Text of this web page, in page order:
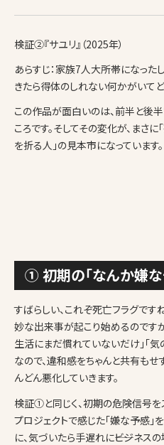
検証②『サユリ』（2025年）
あらすじ：家族7人大所帯になった
きたら得体のしれない何かがいてど
この作品が面白いのは、前半と後
ころです。そしてその変化が、まさ
を折る人」の見本市になっています。
① 初期の「なんか嫌
すばらしい、これぞ死亡フラグで
妙な出来事が起こり始めるのです
生活にまだ慣れていないだけ」「気
なので、違和感をちゃんと共有もせ
んどん悪化していきます。
検証①と同じく、初期の危険信号を
プロジェクトで感じた「嫌な予感
に、気づいたら手遅れに――ビジネス